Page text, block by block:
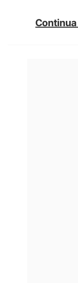
Continua